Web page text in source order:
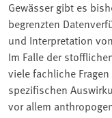
Gewässer gibt es
begrenzten
und Interpretation
Im Falle der
viele fachliche
spezifischen
vor allem